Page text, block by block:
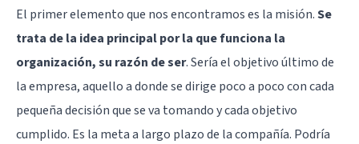
El primer elemento que nos encontramos es la misión.Se
trata de la idea principal por la que funciona la
organización, su razón de ser. Sería el objetivo último de
la empresa, aquello a donde se dirige poco a poco con cada
pequeña decisión que se va tomando y cada objetivo
cumplido. Es la meta a largo plazo de la compañía. Podría